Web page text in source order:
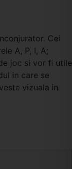
Cei
A, P, I, A;
joc si vor fi utile
in care se
vizuala in